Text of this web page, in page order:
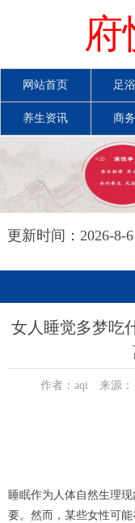
府
网站首页 足
养生资讯 商
更新时间：2026-8-
女人睡觉多梦吃
作者：aqi 来源
睡眠作为人体自然生理
要。然而，某些女性可